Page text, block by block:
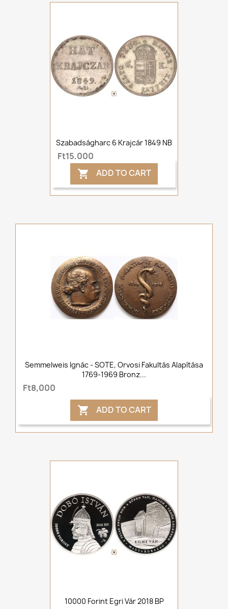
Szabadságharc 6 Krajcár 1849 NB
Ft15,000
 ADD TO CART
Semmelweis Ignác - SOTE, Orvosi Fakultás Alapítása
1769-1969 Bronz...
Ft8,000
 ADD TO CART
10000 Forint Egri Vár 2018 BP